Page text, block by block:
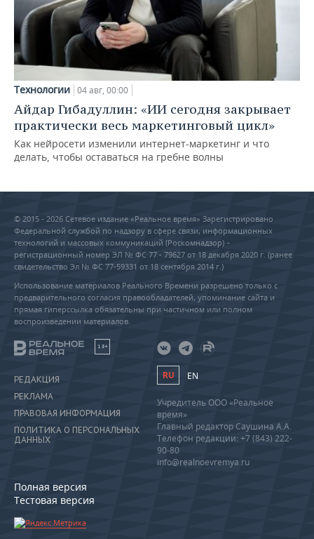
Технологии 04 авг, 00:00
Айдар Гибадуллин: «ИИ сегодня закрывает
практически весь маркетинговый цикл»
Как нейросети изменили интернет-маркетинг и что
делать, чтобы оставаться на гребне волны
© 2015 - 2026 Сетевое издание «Реальное время» Зарегистрировано
Федеральной службой по надзору в сфере связи, информационных
технологий и массовых коммуникаций (Роскомнадзор) –
регистрационный номер ЭЛ № ФС 77 - 79627 от 18 декабря 2020 г. (ранее
свидетельство Эл № ФС 77-59331 от 18 сентября 2014 г.)
Использование материалов Реального Времени разрешено только с
предварительного согласия правообладателей, упоминание сайта и
прямая гиперссылка обязательны при частичном или полном
воспроизведении материалов.
18+
РЕДАКЦИЯ
РЕКЛАМА
ПРАВОВАЯ ИНФОРМАЦИЯ
ПОЛИТИКА О ПЕРСОНАЛЬНЫХ
ДАННЫХ
Полная версия
Тестовая версия
RU EN
Учредитель ООО «Реальное
время»
Главный редактор Саушина А.А.
Телефон редакции: +7 (843) 222-
90-80
info@realnoevremya.ru